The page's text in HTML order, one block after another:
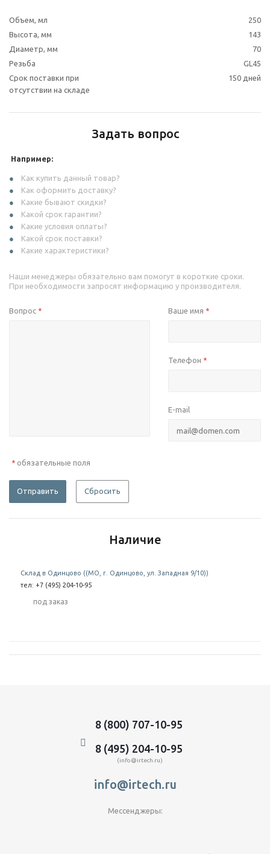
Объем, мл
250
Высота, мм
143
Диаметр, мм
70
Резьба
GL45
Срок поставки при
отсутствии на складе
150 дней
Задать вопрос
Например:
Как купить данный товар?
Как оформить доставку?
Какие бывают скидки?
Какой срок гарантии?
Какие условия оплаты?
Какой срок поставки?
Какие характеристики?
Наши менеджеры обязательно вам помогут в короткие сроки.
При необходимости запросят информацию у производителя.
Вопрос * Ваше имя *
Телефон *
E-mail
* обязательные поля
Отправить Сбросить
Наличие
Склад в Одинцово ((МО, г. Одинцово, ул. Западная 9/10))
тел: +7 (495) 204-10-95
Под заказ
8 (800) 707-10-95
8 (495) 204-10-95
(info@irtech.ru)
info@irtech.ru
Мессенджеры: